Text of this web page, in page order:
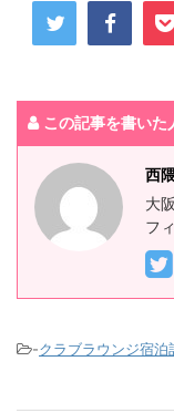
この記事を書いた
西
大
フ
-クラブラウンジ宿泊